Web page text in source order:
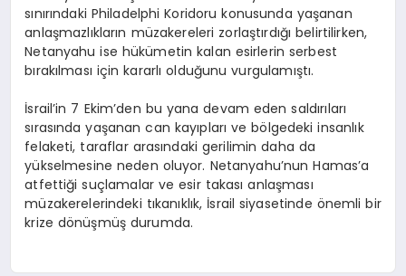
sınırındaki Philadelphi Koridoru konusunda yaşanan
anlaşmazlıkların müzakereleri zorlaştırdığı belirtilirken,
Netanyahu ise hükümetin kalan esirlerin serbest
bırakılması için kararlı olduğunu vurgulamıştı.
İsrail’in 7 Ekim’den bu yana devam eden saldırıları
sırasında yaşanan can kayıpları ve bölgedeki insanlık
felaketi, taraflar arasındaki gerilimin daha da
yükselmesine neden oluyor. Netanyahu’nun Hamas’a
atfettiği suçlamalar ve esir takası anlaşması
müzakerelerindeki tıkanıklık, İsrail siyasetinde önemli bir
krize dönüşmüş durumda.